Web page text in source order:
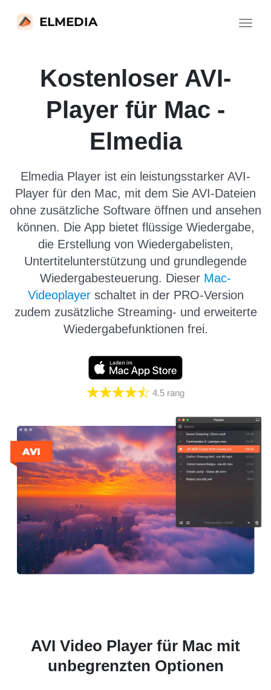
Toggle
ELMEDIA
Kostenloser AVI-
Player für Mac -
Elmedia
Elmedia Player ist ein leistungsstarker AVI-
Player für den Mac, mit dem Sie AVI-Dateien
ohne zusätzliche Software öffnen und ansehen
können. Die App bietet flüssige Wiedergabe,
die Erstellung von Wiedergabelisten,
Untertitelunterstützung und grundlegende
Wiedergabesteuerung. Dieser Mac-
Videoplayerschaltet in der PRO-Version
zudem zusätzliche Streaming- und erweiterte
Wiedergabefunktionen frei.
4.5 rang
AVI Video Player für Mac mit
unbegrenzten Optionen